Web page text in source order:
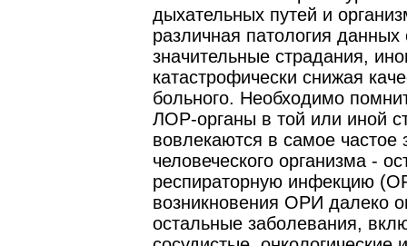
дыхательных путей и
различная патология
значительные страдания,
катастрофически снижая
больного. Необходимо
ЛОР-органы в той или иной
вовлекаются в самое частое
человеческого организма -
респираторную инфекцию
возникновения ОРИ далеко
остальные заболевания,